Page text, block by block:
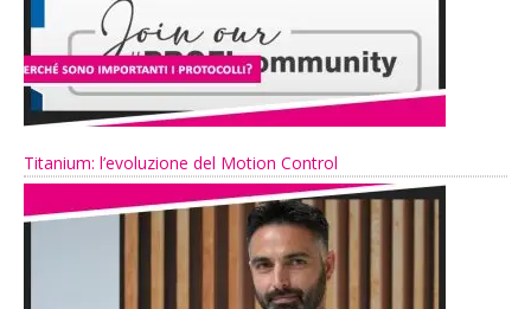
Titanium: l’evoluzione del Motion Control